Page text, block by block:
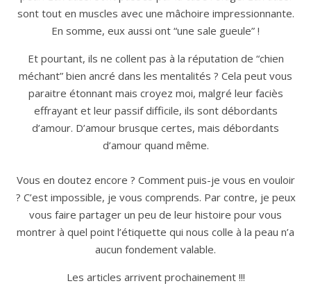
sont tout en muscles avec une mâchoire impressionnante.
En somme, eux aussi ont “une sale gueule” !
Et pourtant, ils ne collent pas à la réputation de “chien
méchant” bien ancré dans les mentalités ? Cela peut vous
paraitre étonnant mais croyez moi, malgré leur faciès
effrayant et leur passif difficile, ils sont débordants
d’amour. D’amour brusque certes, mais débordants
d’amour quand même.
Vous en doutez encore ? Comment puis-je vous en vouloir
? C’est impossible, je vous comprends. Par contre, je peux
vous faire partager un peu de leur histoire pour vous
montrer à quel point l’étiquette qui nous colle à la peau n’a
aucun fondement valable.
Les articles arrivent prochainement !!!